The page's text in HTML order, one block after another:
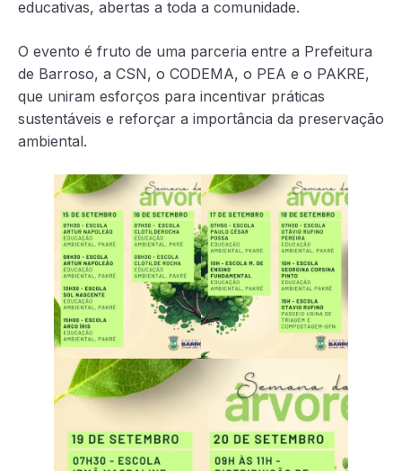
educativas, abertas a toda a comunidade.
O evento é fruto de uma parceria entre a Prefeitura
de Barroso, a CSN, o CODEMA, o PEA e o PAKRE,
que uniram esforços para incentivar práticas
sustentáveis e reforçar a importância da preservação
ambiental.